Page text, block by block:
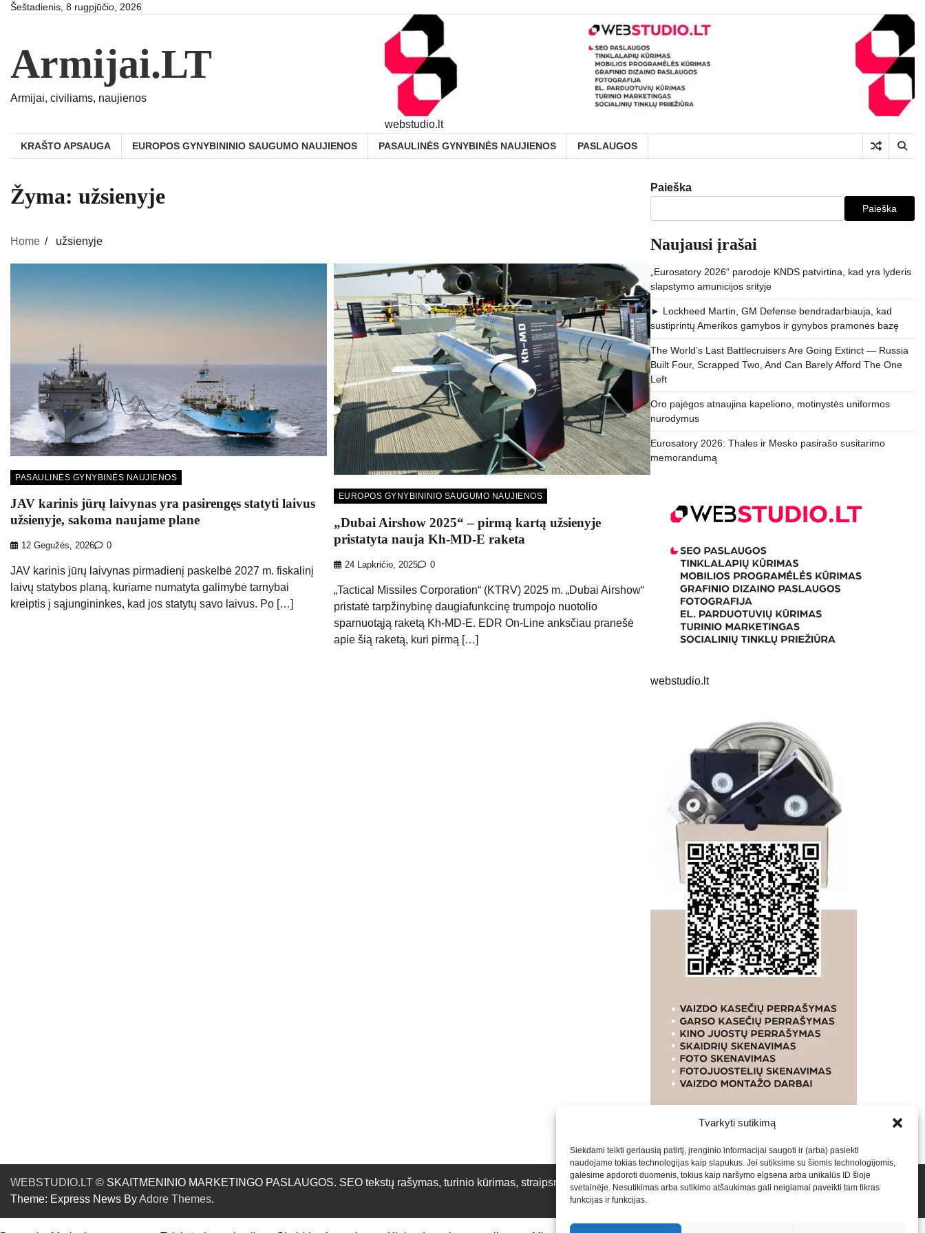
Tvarkyti sutikimą
Siekdami teikti geriausią patirtį, įrenginio informacijai saugoti ir (arba) pasiekti
naudojame tokias technologijas kaip slapukus. Jei sutiksime su šiomis technologijomis,
galėsime apdoroti duomenis, tokius kaip naršymo elgsena arba unikalūs ID šioje
svetainėje. Nesutikimas arba sutikimo atšaukimas gali neigiamai paveikti tam tikras
funkcijas ir funkcijas.
SkipŠeštadienis, 8 rugpjūčio, 2026
Armijai.LT
Armijai, civiliams, naujienos
webstudio.lt
KRAŠTO APSAUGA EUROPOS GYNYBININIO SAUGUMO NAUJIENOS PASAULINĖS GYNYBINĖS NAUJIENOS PASLAUGOS
Žyma: užsienyje
Home užsienyje
PASAULINĖS GYNYBINĖS NAUJIENOS
JAV karinis jūrų laivynas yra pasirengęs statyti laivus
užsienyje, sakoma naujame plane
12 Gegužės, 2026 0
JAV karinis jūrų laivynas pirmadienį paskelbė 2027 m. fiskalinį
laivų statybos planą, kuriame numatyta galimybė tarnybai
kreiptis į sąjungininkes, kad jos statytų savo laivus. Po […]
EUROPOS GYNYBININIO SAUGUMO NAUJIENOS
„Dubai Airshow 2025“ – pirmą kartą užsienyje
pristatyta nauja Kh-MD-E raketa
24 Lapkričio, 2025 0
„Tactical Missiles Corporation“ (KTRV) 2025 m. „Dubai Airshow“
pristatė tarpžinybinę daugiafunkcinę trumpojo nuotolio
sparnuotąją raketą Kh-MD-E. EDR On-Line anksčiau pranešė
apie šią raketą, kuri pirmą […]
Paieška
Paieška
Naujausi įrašai
„Eurosatory 2026“ parodoje KNDS patvirtina, kad yra lyderis
slapstymo amunicijos srityje
► Lockheed Martin, GM Defense bendradarbiauja, kad
sustiprintų Amerikos gamybos ir gynybos pramonės bazę
The World’s Last Battlecruisers Are Going Extinct — Russia
Built Four, Scrapped Two, And Can Barely Afford The One
Left
Oro pajėgos atnaujina kapeliono, motinystės uniformos
nurodymus
Eurosatory 2026: Thales ir Mesko pasirašo susitarimo
memorandumą
webstudio.lt
WEBSTUDIO.LT © SKAITMENINIO MARKETINGO PASLAUGOS. SEO tekstų rašymas, turinio kūrimas, straipsnių rašymas ir talpinimas į mūsų valdomas svetaines.2026Armijai.LT
Theme: Express News ByAdore Themes.